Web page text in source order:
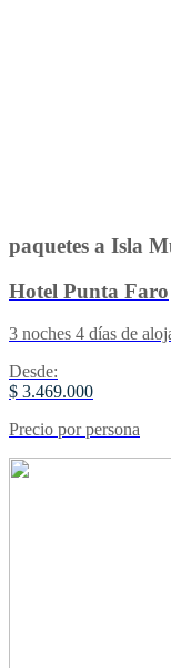
paquetes a Isla
Hotel Punta Faro
3 noches 4 días de
Desde:
$ 3.469.000
Precio por persona